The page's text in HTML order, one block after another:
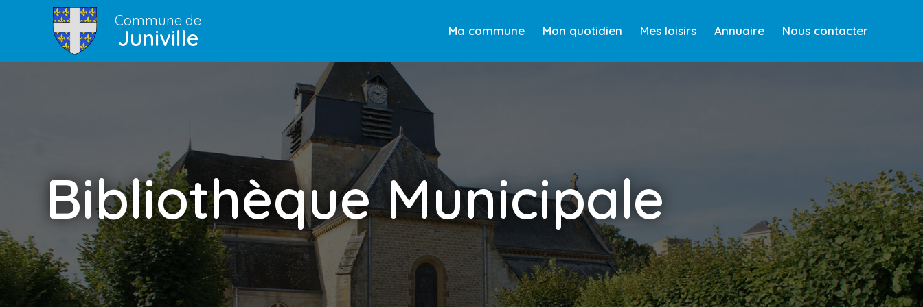
Commune de
Juniville Ma commune Mon quotidien Mes loisirs Annuaire Nous contacter
Bibliothèque Municipale